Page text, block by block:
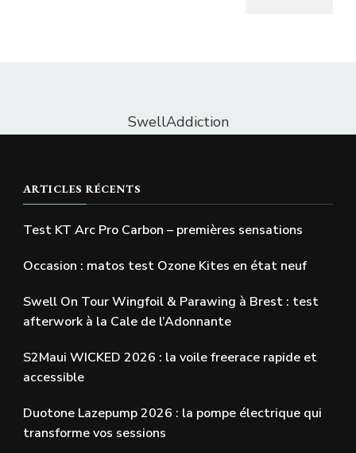
SwellAddiction
ARTICLES RÉCENTS
Test KT Arc Pro Carbon – premières sensations
Occasion : matos test Ozone Kites en état neuf
Swell On Tour Wingfoil & Parawing à Brest : test
afterwork à la Cale de l’Adonnante
S2Maui WICKED 2026 : la voile freerace rapide et
accessible
Duotone Lazepump 2026 : la pompe électrique qui
transforme vos sessions